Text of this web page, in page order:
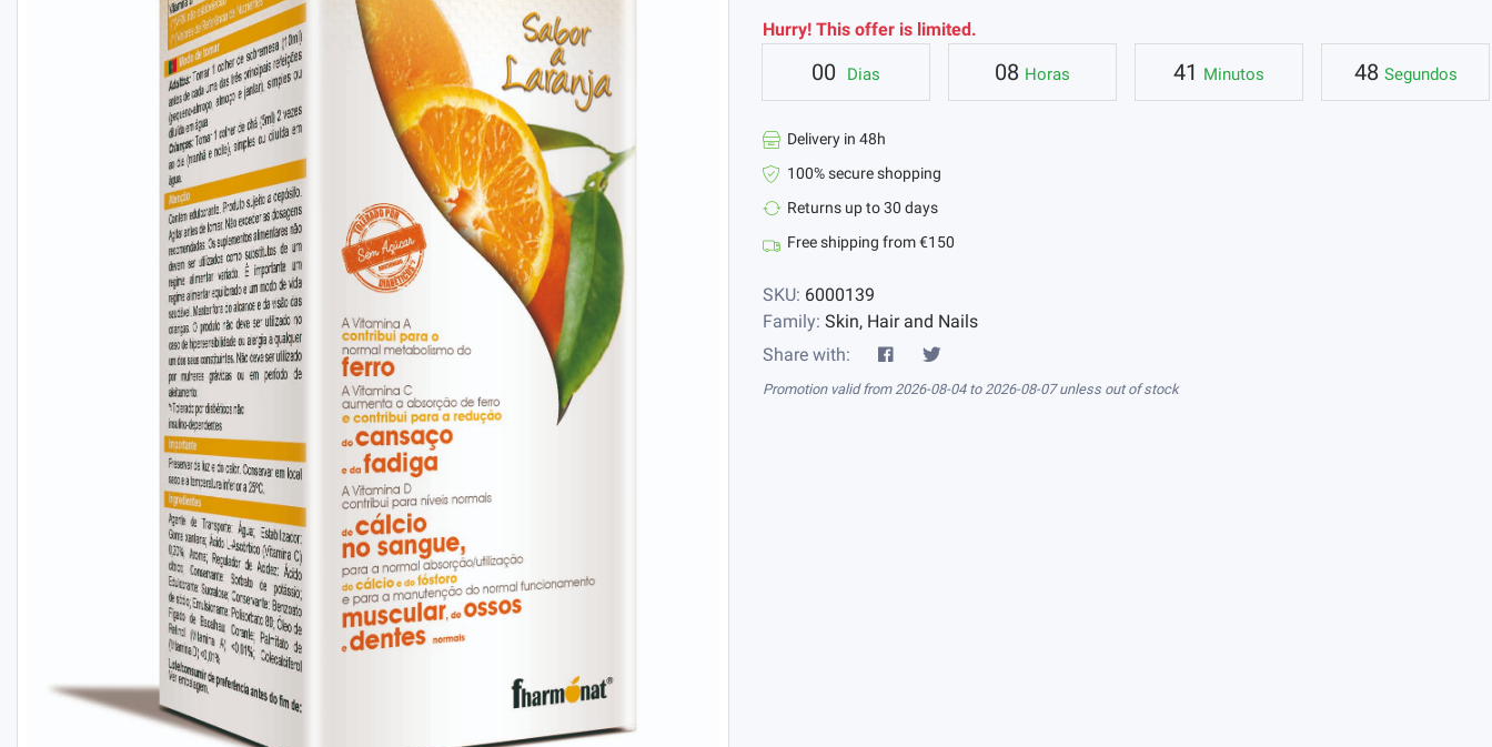
Hurry! This offer is limited.
00 Dias 08 Horas 41 Minutos 47 Segundos
Delivery in 48h
100% secure shopping
Returns up to 30 days
Free shipping from €150
SKU: 6000139
Family: Skin, Hair and Nails
Share with:
Promotion valid from 2026-08-04 to 2026-08-07 unless out of stock